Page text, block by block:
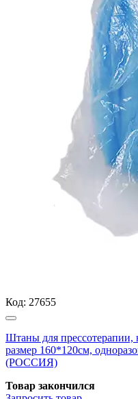
Код: 27655
Штаны для
размер 160*120см,
(РОССИЯ)
Товар закончился